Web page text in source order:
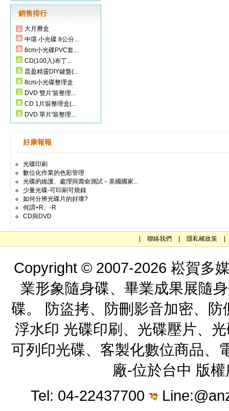
銷售排行
大月曆盒
中環 小光碟 8公分...
8cm小光碟PVC套...
CD(100入)布丁...
昆盈精靈DIY鍵盤(...
8cm小光碟整理盒
DVD 雙片'裝整理...
CD 1片裝整理盒(...
DVD 單片'裝整理...
好康報報
光碟印刷
數位化作業的色彩管理
光碟的維護、處理與壽命測試－美國國家...
少量光碟-可印刷可燒錄
如何分辨光碟片的好壞?
何謂+R、-R
CD與DVD
聯絡我們 隱私權政策
Copyright © 2007-2026 崧賀多
業形象隨身碟、畢業成果展隨
碟。 防盜拷、防刪影音加密、
浮水印 光碟印刷、光碟壓片、
可列印光碟、客製化數位商品、
廠-位於台中 版
Tel: 04-22437700